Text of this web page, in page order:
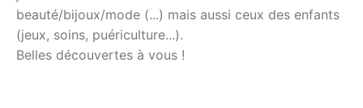
beauté/bijoux/mode (...) mais aussi ceux des enfants
(jeux, soins, puériculture...).
Belles découvertes à vous !